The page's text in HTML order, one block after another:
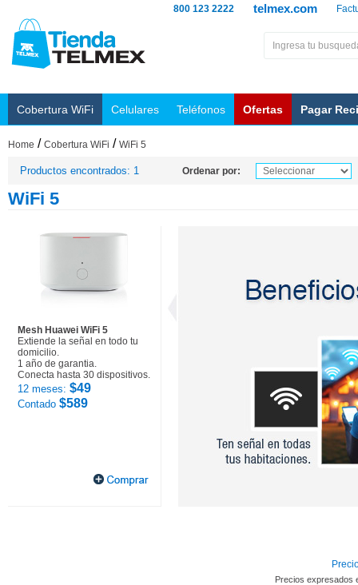
telmex.com
800 123 2222
Cobertura WiFi Celulares Teléfonos Ofertas Pagar
Home / Cobertura WiFi / WiFi 5
Productos encontrados: 1 Ordenar por:
WiFi 5
Mesh Huawei WiFi 5
Extiende la señal en todo tu
domicilio.
1 año de garantia.
Conecta hasta 30 dispositivos.
12 meses: $49
Contado $589
Precios expresados